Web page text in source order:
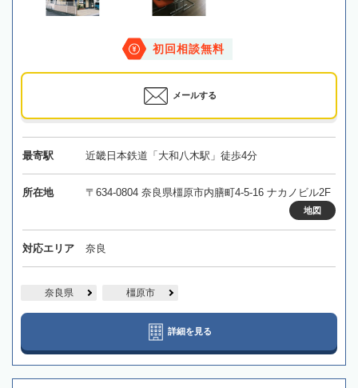
初回相談無料
メールする
最寄駅 近畿日本鉄道「大和八木駅」徒歩4分
所在地 〒634-0804 奈良県橿原市内膳町4-5-16 ナカノビル2F
地図
対応エリア 奈良
奈良県 橿原市
詳細を見る